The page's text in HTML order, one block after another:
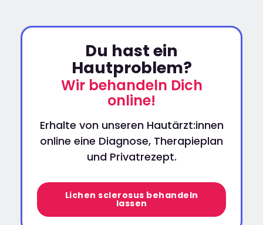
Du hast ein
Hautproblem?
Wir behandeln Dich
online!
Erhalte von unseren Hautärzt:innen
online eine Diagnose, Therapieplan
und Privatrezept.
Lichen sclerosus behandeln
lassen